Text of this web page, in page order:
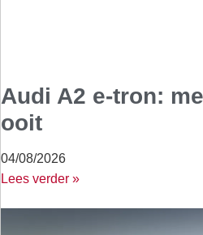
Audi A2 e-tron:
ooit
04/08/2026
Lees verder »